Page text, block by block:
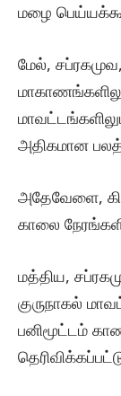
மழை
மேல்,
அதிகமான
அதேவேளை,
காலை
மத்திய,
குருநாகல்
பனிமூட்டம்